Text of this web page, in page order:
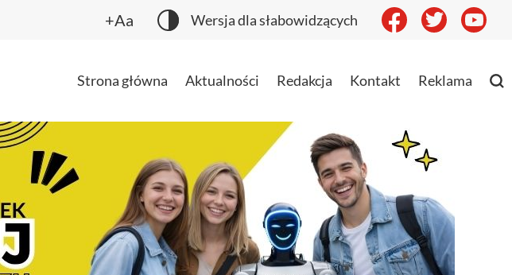
+Aa Wersja dla słabowidzących
Strona główna Aktualności Redakcja Kontakt Reklama